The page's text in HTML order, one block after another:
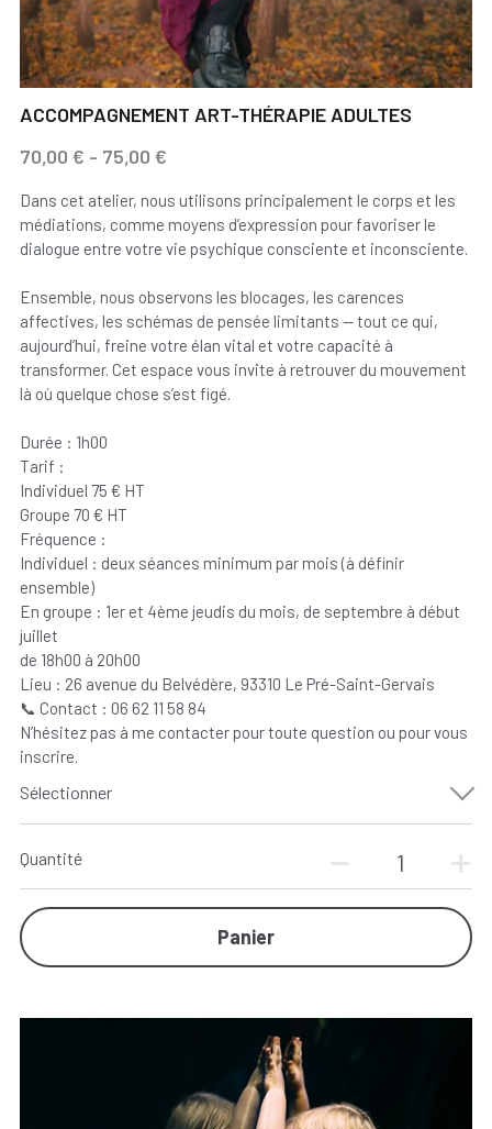
ACCOMPAGNEMENT ART-THÉRAPIE ADULTES
70,00 € - 75,00 €
Dans cet atelier, nous utilisons principalement le corps et les
médiations, comme moyens d’expression pour favoriser le
dialogue entre votre vie psychique consciente et inconsciente.
Ensemble, nous observons les blocages, les carences
affectives, les schémas de pensée limitants — tout ce qui,
aujourd’hui, freine votre élan vital et votre capacité à
transformer. Cet espace vous invite à retrouver du mouvement
là où quelque chose s’est figé.
Durée : 1h00
Tarif :
Individuel 75 € HT
Groupe 70 € HT
Fréquence :
Individuel : deux séances minimum par mois (à définir
ensemble)
En groupe : 1er et 4ème jeudis du mois, de septembre à début
juillet
de 18h00 à 20h00
Lieu : 26 avenue du Belvédère, 93310 Le Pré-Saint-Gervais
📞 Contact : 06 62 11 58 84
N’hésitez pas à me contacter pour toute question ou pour vous
inscrire.
Sélectionner
Quantité
Panier